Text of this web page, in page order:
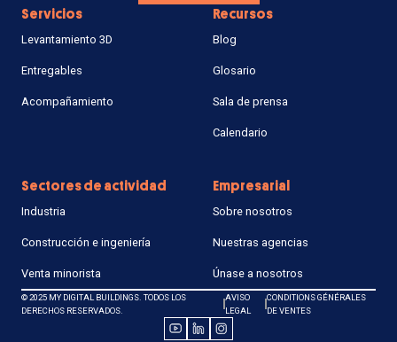
Servicios
Levantamiento 3D
Entregables
Acompañamiento
Sectores de actividad
Industria
Construcción e ingeniería
Venta minorista
Recursos
Blog
Glosario
Sala de prensa
Calendario
Empresarial
Sobre nosotros
Nuestras agencias
Únase a nosotros
© 2025 MY DIGITAL BUILDINGS. TODOS LOS
DERECHOS RESERVADOS.
AVISO
LEGAL
CONDITIONS GÉNÉRALES
DE VENTES